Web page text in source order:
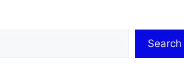
Search